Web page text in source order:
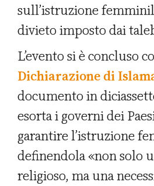
sull’istruzione
divieto imposto dai
L’evento si è concluso
Dichiarazione di
documento in
esorta i governi dei
garantire l’istruzione
definendola «non solo
religioso, ma una